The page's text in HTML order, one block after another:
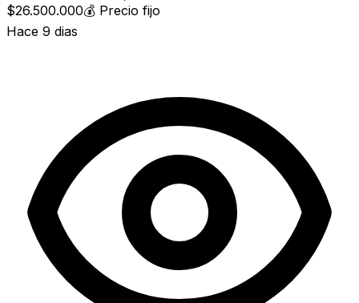
$26.500.000💰 Precio fijo
Hace 9 dias